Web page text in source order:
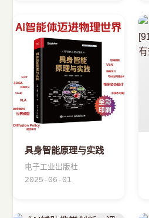
具身智能原理与实践
电子工业出版社
2025-06-01